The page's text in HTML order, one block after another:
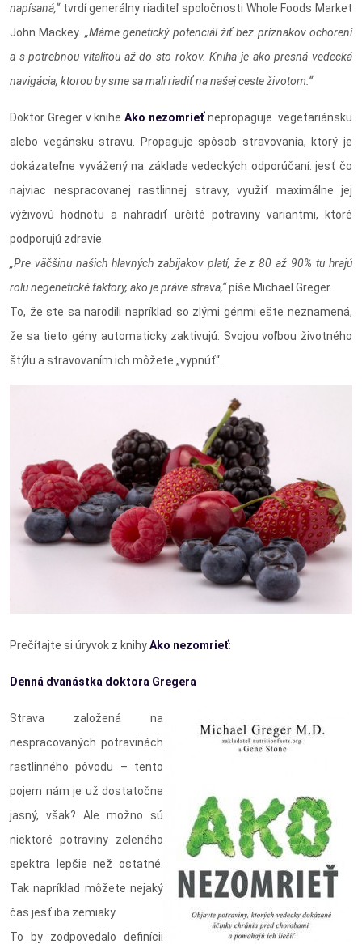
napísaná,“tvrdí generálny riaditeľ spoločnosti Whole Foods Market
John Mackey. „Máme genetický potenciál žiť bez príznakov ochorení
a s potrebnou vitalitou až do sto rokov. Kniha je ako presná vedecká
navigácia, ktorou by sme sa mali riadiť na našej ceste životom.“
Doktor Greger v knihe Ako nezomrieťnepropaguje vegetariánsku
alebo vegánsku stravu. Propaguje spôsob stravovania, ktorý je
dokázateľne vyvážený na základe vedeckých odporúčaní: jesť čo
najviac nespracovanej rastlinnej stravy, využiť maximálne jej
výživovú hodnotu a nahradiť určité potraviny variantmi, ktoré
podporujú zdravie.
„Pre väčšinu našich hlavných zabijakov platí, že z 80 až 90% tu hrajú
rolu negenetické faktory, ako je práve strava,“píše Michael Greger.
To, že ste sa narodili napríklad so zlými génmi ešte neznamená,
že sa tieto gény automaticky zaktivujú. Svojou voľbou životného
štýlu a stravovaním ich môžete „vypnúť“.
Prečítajte si úryvok z knihyAko nezomrieť:
Denná dvanástka doktora Gregera
Strava založená na
nespracovaných potravinách
rastlinného pôvodu – tento
pojem nám je už dostatočne
jasný, však? Ale možno sú
niektoré potraviny zeleného
spektra lepšie než ostatné.
Tak napríklad môžete nejaký
čas jesť iba zemiaky.
To by zodpovedalo definícii